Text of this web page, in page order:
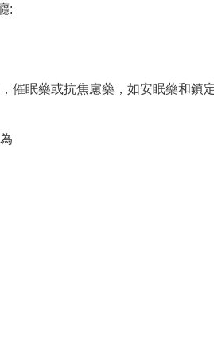
:
催眠藥或抗焦慮藥，如安眠藥和鎮